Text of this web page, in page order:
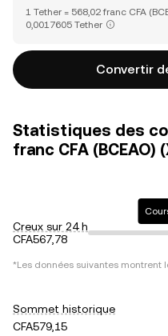
1 Tether = 568,02 franc CFA
0,0017605 Tether
Convertir
Statistiques des
franc CFA (BCEAO)
Creux sur 24 h
CFA567,78
*Les données suivantes montrent
Sommet historique
CFA579,15